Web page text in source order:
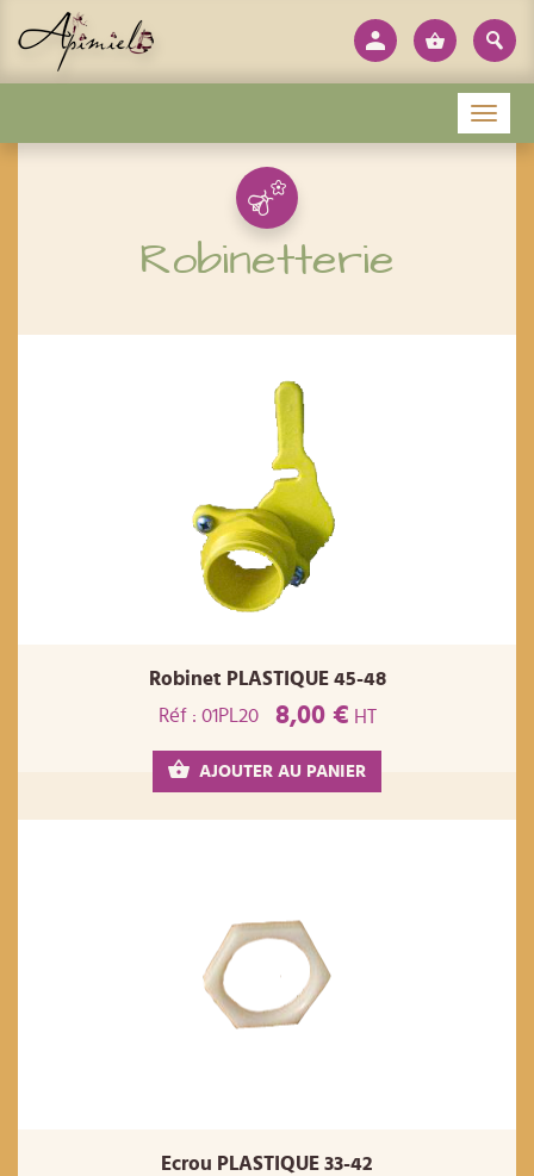
Robinetterie
Robinet PLASTIQUE 45-48
Réf : 01PL20
8,00 € HT
AJOUTER AU PANIER
Ecrou PLASTIQUE 33-42
Menu
Panneau de gestion des cookies